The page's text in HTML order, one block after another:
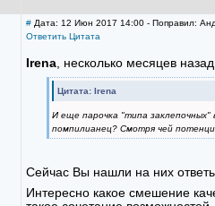
# Дата: 12 Июн 2017 14:00 - Поправил:
Ответить Цитата
Irena , несколько месяцев
Цитата: Irena
И еще парочка "типа заклепочных"
помпилианец? Смотря чей
Сейчас Вы нашли на них
Интересно какое смешение